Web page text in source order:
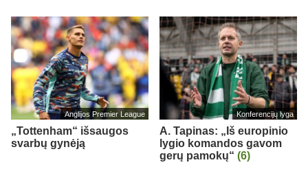
Anglijos Premier League
„Tottenham“ išsaugos
svarbų gynėją
Konferencijų lyga
A. Tapinas: „Iš europinio
lygio komandos gavom
gerų pamokų“ (6)